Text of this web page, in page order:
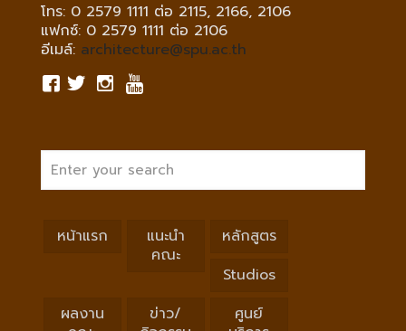
โทร: 0 2579 1111 ต่อ 2115, 2166, 2106
แฟกซ์: 0 2579 1111 ต่อ 2106
อีเมล์: architecture@spu.ac.th
หน้าแรก
แนะนำ
คณะ
หลักสูตร
Studios
ผลงาน
ข่าว/
ศูนย์